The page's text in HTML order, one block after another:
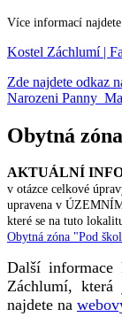
Více informací najdete
Kostel Záchlumí |
Zde najdete odkaz
Narozeni Panny
Obytná
AKTUÁLNÍ
v otázce celkové
upravena v
které se na tuto
Obytná zóna "Pod
Další
Záchlumí, která
najdete na